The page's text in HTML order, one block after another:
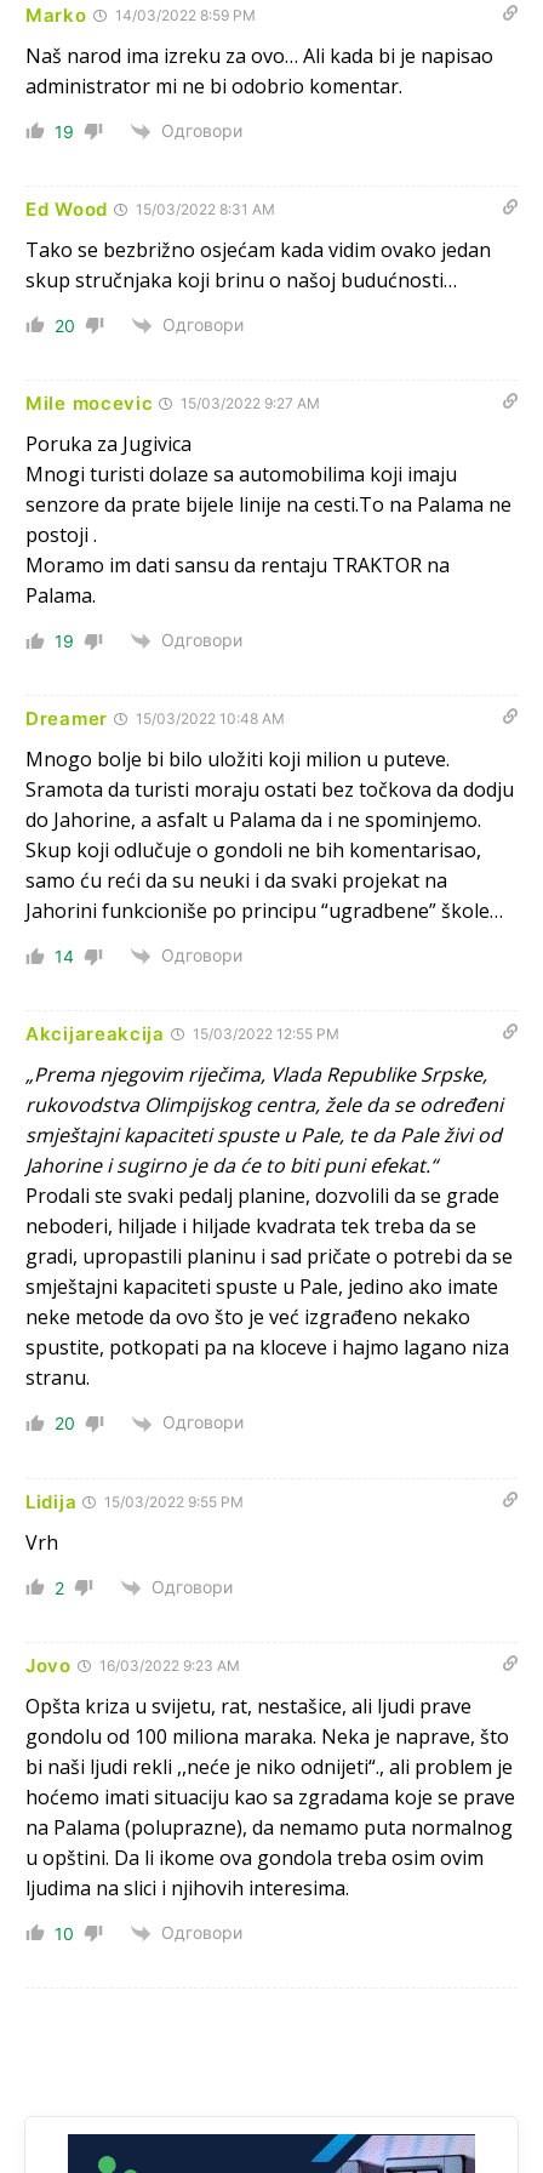
Marko 14/03/2022 8:59 PM
Naš narod ima izreku za ovo… Ali kada bi je napisao
administrator mi ne bi odobrio komentar.
19 Одговори
Ed Wood 15/03/2022 8:31 AM
Tako se bezbrižno osjećam kada vidim ovako jedan
skup stručnjaka koji brinu o našoj budućnosti…
20 Одговори
Mile mocevic 15/03/2022 9:27 AM
Poruka za Jugivica
Mnogi turisti dolaze sa automobilima koji imaju
senzore da prate bijele linije na cesti.To na Palama ne
postoji .
Moramo im dati sansu da rentaju TRAKTOR na
Palama.
19 Одговори
Dreamer 15/03/2022 10:48 AM
Mnogo bolje bi bilo uložiti koji milion u puteve.
Sramota da turisti moraju ostati bez točkova da dodju
do Jahorine, a asfalt u Palama da i ne spominjemo.
Skup koji odlučuje o gondoli ne bih komentarisao,
samo ću reći da su neuki i da svaki projekat na
Jahorini funkcioniše po principu “ugradbene” škole…
14 Одговори
Akcijareakcija 15/03/2022 12:55 PM
„Prema njegovim riječima, Vlada Republike Srpske,
rukovodstva Olimpijskog centra, žele da se određeni
smještajni kapaciteti spuste u Pale, te da Pale živi od
Jahorine i sugirno je da će to biti puni efekat.“
Prodali ste svaki pedalj planine, dozvolili da se grade
neboderi, hiljade i hiljade kvadrata tek treba da se
gradi, upropastili planinu i sad pričate o potrebi da se
smještajni kapaciteti spuste u Pale, jedino ako imate
neke metode da ovo što je već izgrađeno nekako
spustite, potkopati pa na kloceve i hajmo lagano niza
stranu.
20 Одговори
Lidija 15/03/2022 9:55 PM
Vrh
2 Одговори
Jovo 16/03/2022 9:23 AM
Opšta kriza u svijetu, rat, nestašice, ali ljudi prave
gondolu od 100 miliona maraka. Neka je naprave, što
bi naši ljudi rekli ,,neće je niko odnijeti“., ali problem je
hoćemo imati situaciju kao sa zgradama koje se prave
na Palama (poluprazne), da nemamo puta normalnog
u opštini. Da li ikome ova gondola treba osim ovim
ljudima na slici i njihovih interesima.
10 Одговори
Анонимно2808216 8/6/2026 1:42
Akò se prevede...manji umro nego sto se rodio.
Анонимно2806721 8/6/2026
Анонимно2808843 8/6/2026
6:20
reconquista
Анонимно2810587 јуче 11:11
pusti ih ciganija...pocetkom ovog vjeka,neko rece za
Radovana i Ratka kaki su oni srbi...i poce dalje da
Анонимно2810587 јуче 11:13
Proguglajte
Анонимно2810587 јуче 11:21
svima fajem,radujem se tudjoj sreci.I ko ima i ko nema
na iso ce mjesto leci!
bogate!?
Анонимно2810587 јуче 11:26
Pozdrav,evo hvata me meze.
Анонимно2811968 јуче 11:38
Sta bi rekao prof.Momcil
Narod ne zeli da ih vode bogati i podobni,narod hoce
pametne i postene.
Анонимно2811968 јуче 12:35
Nema bolesti kao sto je mrznja.Nemadara kao sto je
zdravlje.Niti
bogastva kao st je mir i Boziji blagosov!
Анонимно2022778 8:01
https://bebarijum.rs/
U SAD poslje zatvaranja biracki mesta,za 5 minuta znaju
ko je pobjedio... u Japanu za 2 minuta,kod nas mjesec
Jel moguće da toliko zaostaju za nama..
Анонимно2818605
Prema posljednjem zvaničnom popisu stanovništva, u
Sa ovim procentom, Bosna i Hercegovina ima najvišu
stopu nepismenosti u regionu.
Анонимно2818605 11:21
Najveći rizik sa nepismenim stanovništvom je "kupovina
glasova" i manipulacija kroz fiktivne pomoćnike (koji
zapravo glasaju po nalogu političkih partija, a ne po želji
birača).
11:28
Prema podacima o informaciono-komunikacionim
tehnologijama, čak 33,4% domaćinstava u BiH uopšte